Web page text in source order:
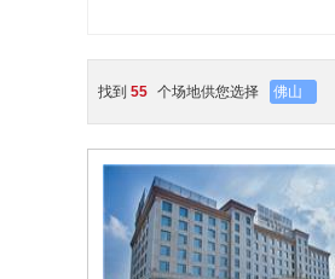
找到 55 个场地供您选择 佛山